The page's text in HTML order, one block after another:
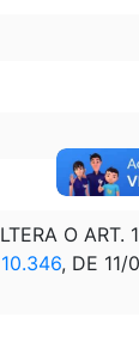
O ART.
, DE